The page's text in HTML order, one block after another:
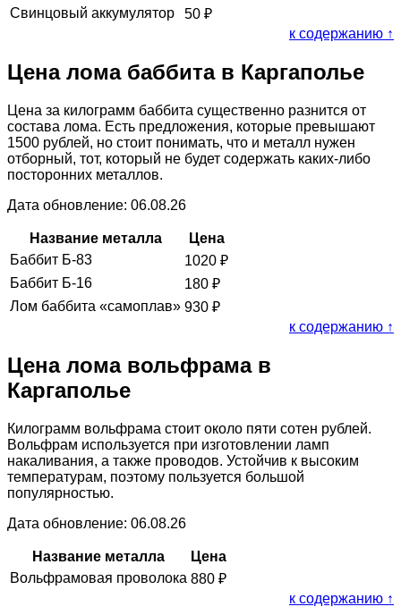
Свинцовый аккумулятор
50 ₽
к содержанию ↑
Цена лома баббита в Каргаполье
Цена за килограмм баббита существенно разнится от
состава лома. Есть предложения, которые превышают
1500 рублей, но стоит понимать, что и металл нужен
отборный, тот, который не будет содержать каких-либо
посторонних металлов.
Дата обновление: 06.08.26
Название металла
Цена
Баббит Б-83
1020 ₽
Баббит Б-16
180 ₽
Лом баббита «самоплав» 930 ₽
к содержанию ↑
Цена лома вольфрама в
Каргаполье
Килограмм вольфрама стоит около пяти сотен рублей.
Вольфрам используется при изготовлении ламп
накаливания, а также проводов. Устойчив к высоким
температурам, поэтому пользуется большой
популярностью.
Дата обновление: 06.08.26
Название металла
Цена
Вольфрамовая проволока 880 ₽
к содержанию ↑